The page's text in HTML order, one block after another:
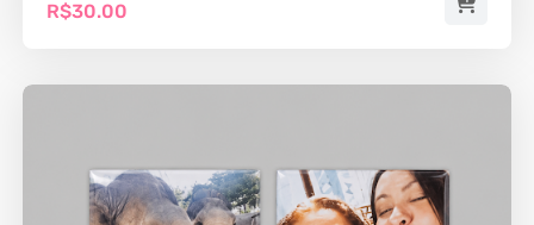
R$30.00